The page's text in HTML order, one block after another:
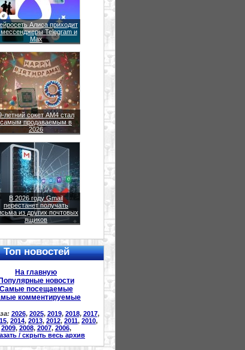
Алиса приходит
Telegram и
Max
летний сокет AM4 стал
самым продаваемым в
2026
В 2026 году Gmail
перестанет получать
из других почтовых
ящиков
Топ новостей
На главную
новости
Самые посещаемые
комментируемые
2026, 2025, 2019, 2018, 2017,
, 2014, 2013, 2012, 2011, 2010,
2009, 2008, 2007, 2006,
/ скрыть весь архив